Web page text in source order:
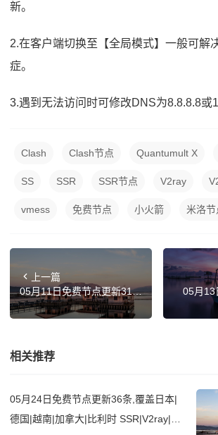
新。
2.在客户端切换至【全局模式】一般可解
症。
3.遇到无法访问时可修改DNS为8.8.8.8或
Clash Clash节点 Quantumult X
SS SSR SSR节点 V2ray
vmess 免费节点 小火箭 米洛节
上一篇
05月11日免费节点更新31
条,覆盖日本|英国|印度|菲律
宾|意大利 SSR|V2ray|Clash
05月13
条,覆盖
拿大|意
相关推荐
05月24日免费节点更新36条,覆盖日本|
德国|越南|加拿大|比利时 SSR|V2ray|Cla